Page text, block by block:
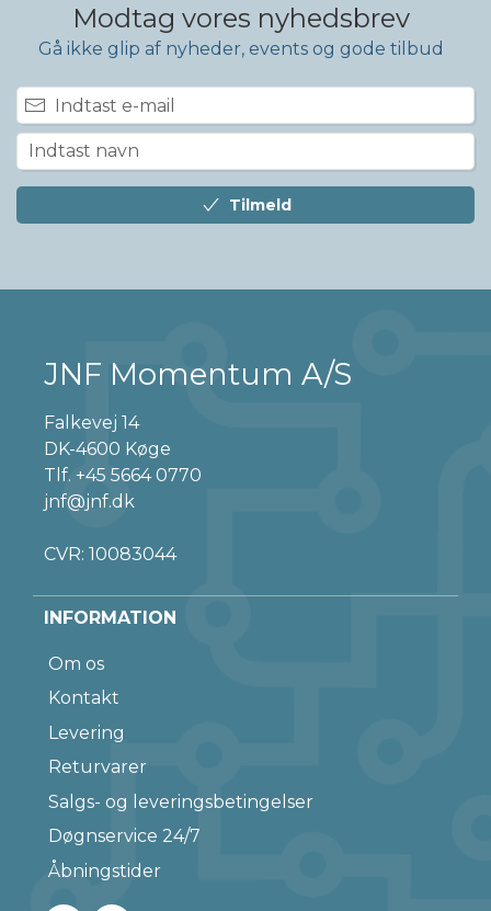
Modtag vores nyhedsbrev
Gå ikke glip af nyheder, events og gode tilbud
Tilmeld
JNF Momentum A/S
Falkevej 14
DK-4600 Køge
Tlf. +45 5664 0770
jnf@jnf.dk
CVR: 10083044
INFORMATION
Om os
Kontakt
Levering
Returvarer
Salgs- og leveringsbetingelser
Døgnservice 24/7
Åbningstider